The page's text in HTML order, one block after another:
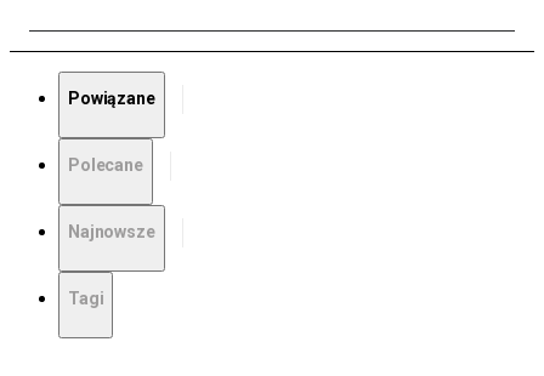
Powiązane
Polecane
Najnowsze
Tagi